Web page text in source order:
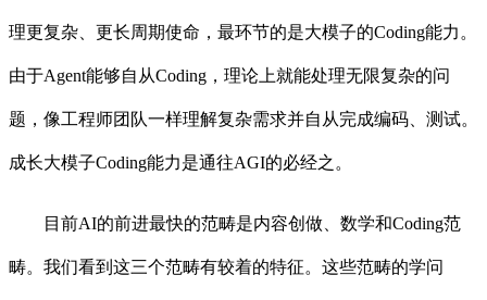
理更复杂、更长周期使命，最环节的是大模子的Coding能力。
由于Agent能够自从Coding，理论上就能处理无限复杂的问
题，像工程师团队一样理解复杂需求并自从完成编码、测试。
成长大模子Coding能力是通往AGI的必经之。
目前AI的前进最快的范畴是内容创做、数学和Coding范
畴。我们看到这三个范畴有较着的特征。这些范畴的学问